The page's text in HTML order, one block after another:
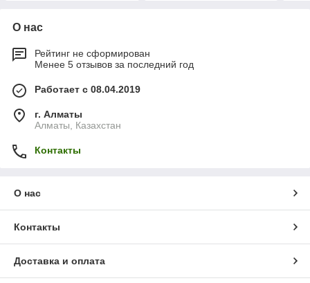
О нас
Рейтинг не сформирован
Менее 5 отзывов за последний год
Работает с 08.04.2019
г. Алматы
Алматы, Казахстан
Контакты
О нас
Контакты
Доставка и оплата